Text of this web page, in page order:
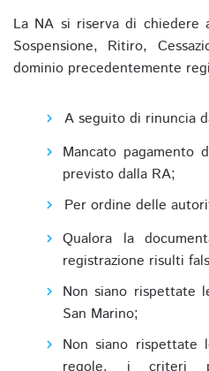
La NA si riserva di chiedere
Sospensione, Ritiro,
dominio precedentemente
A seguito di rinuncia
Mancato pagamento
previsto dalla RA;
Per ordine delle
Qualora la
registrazione risulti
Non siano rispettate
San Marino;
Non siano